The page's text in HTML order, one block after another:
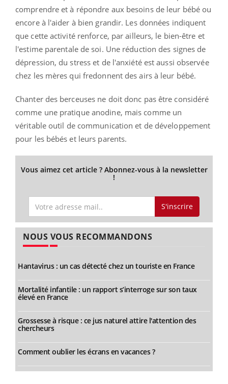
comprendre et à répondre aux besoins de leur bébé ou
encore à l'aider à bien grandir. Les données indiquent
que cette activité renforce, par ailleurs, le bien-être et
l'estime parentale de soi. Une réduction des signes de
dépression, du stress et de l'anxiété est aussi observée
chez les mères qui fredonnent des airs à leur bébé.
Chanter des berceuses ne doit donc pas être considéré
comme une pratique anodine, mais comme un
véritable outil de communication et de développement
pour les bébés et leurs parents.
Vous aimez cet article ? Abonnez-vous à la newsletter
!
S'inscrire
NOUS VOUS RECOMMANDONS
Hantavirus : un cas détecté chez un touriste en France
Mortalité infantile : un rapport s’interroge sur son taux
élevé en France
Grossesse à risque : ce jus naturel attire l'attention des
chercheurs
Comment oublier les écrans en vacances ?